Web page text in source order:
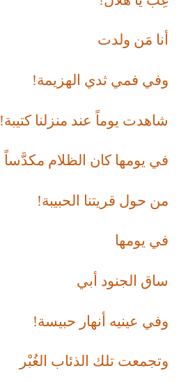
أنا مَن ولدت
وفي فمي ثدي الهزيمة!
شاهدت يوماً عند منزلنا كتيبة!
في يومها كان الظلام مكدَّساً
من حول قريتنا الحبيبة!
في يومها
ساق الجنود أبي
وفي عينيه أنهار حبيسة!
وتجمعت تلك الذئاب الغُبْر